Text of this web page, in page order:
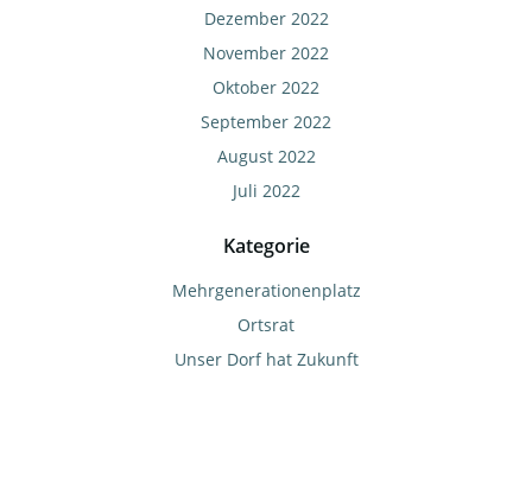
Dezember 2022
November 2022
Oktober 2022
September 2022
August 2022
Juli 2022
Kategorie
Mehrgenerationenplatz
Ortsrat
Unser Dorf hat Zukunft